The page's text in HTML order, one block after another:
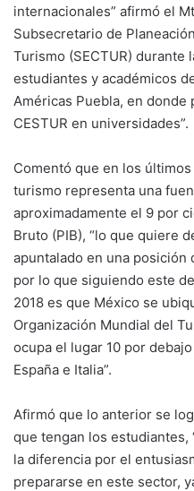
internacionales” afirmó el
Subsecretario de
Turismo (SECTUR) durante
estudiantes y académicos
Américas Puebla, en donde
CESTUR en universidades”.
Comentó que en los
turismo representa una
aproximadamente el 9 por
Bruto (PIB), “lo que quiere
apuntalado en una posición
por lo que siguiendo este
2018 es que México se
Organización Mundial del
ocupa el lugar 10 por
España e Italia”.
Afirmó que lo anterior se
que tengan los estudiantes,
la diferencia por el
prepararse en este sector,